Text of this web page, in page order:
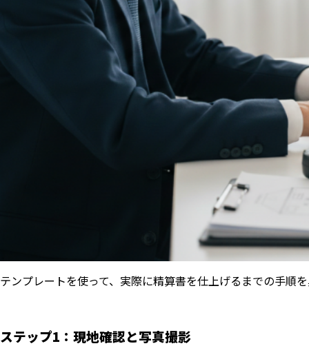
テンプレートを使って、実際に精算書を仕上げるまでの手順
ステップ1：現地確認と写真撮影